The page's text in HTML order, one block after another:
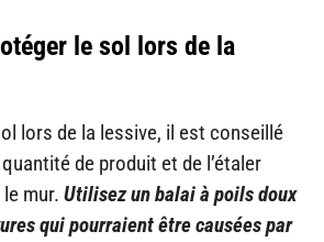
le sol lors de la
lors de la lessive, il est conseillé
de produit et de l’étaler
mur. Utilisez un balai à poils doux
qui pourraient être causées par